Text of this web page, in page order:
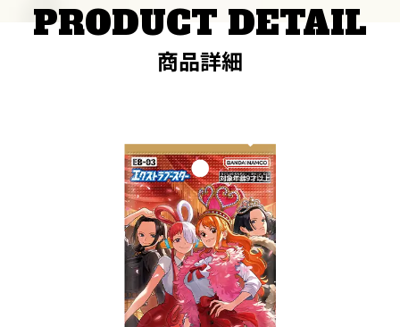
PRODUCT DETAIL
商品詳細